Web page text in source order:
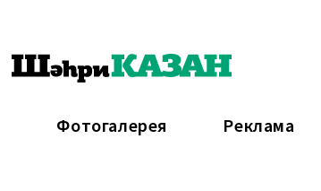
Фотогалерея Реклама